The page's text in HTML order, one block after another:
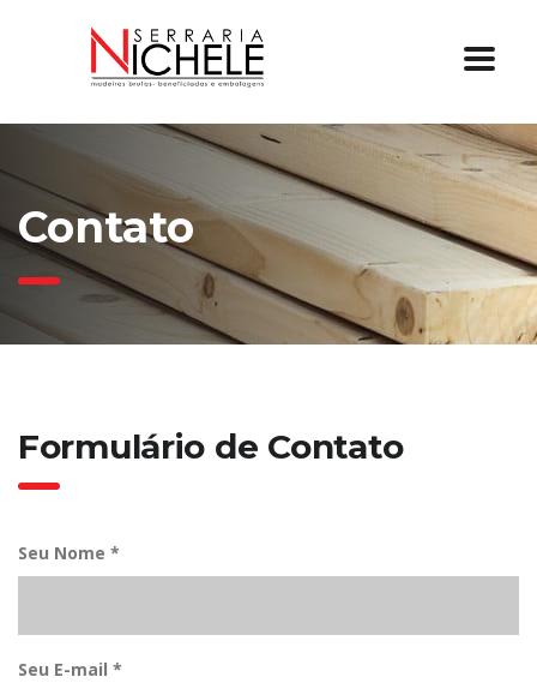
Contato
Formulário de Contato
Seu Nome *
Seu E-mail *